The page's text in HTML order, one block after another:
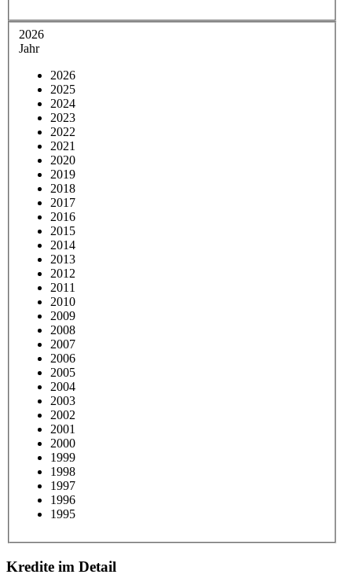
2026
Jahr
2026
2025
2024
2023
2022
2021
2020
2019
2018
2017
2016
2015
2014
2013
2012
2011
2010
2009
2008
2007
2006
2005
2004
2003
2002
2001
2000
1999
1998
1997
1996
1995
Kredite im Detail